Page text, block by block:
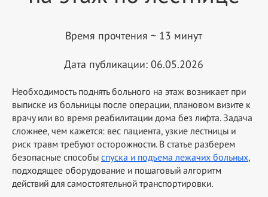
Время прочтения ~ 13 минут
Дата публикации: 06.05.2026
Необходимость поднять больного на этаж возникает при
выписке из больницы после операции, плановом визите к
врачу или во время реабилитации дома без лифта. Задача
сложнее, чем кажется: вес пациента, узкие лестницы и
риск травм требуют осторожности. В статье разберем
безопасные способы спуска и подъема лежачих больных,
подходящее оборудование и пошаговый алгоритм
действий для самостоятельной транспортировки.